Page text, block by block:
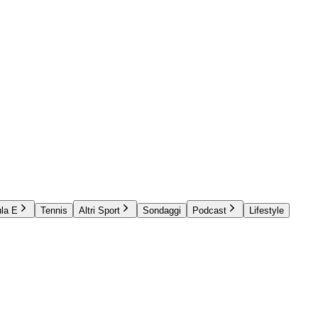
E Tennis Altri Sport Sondaggi Podcast Lifestyle